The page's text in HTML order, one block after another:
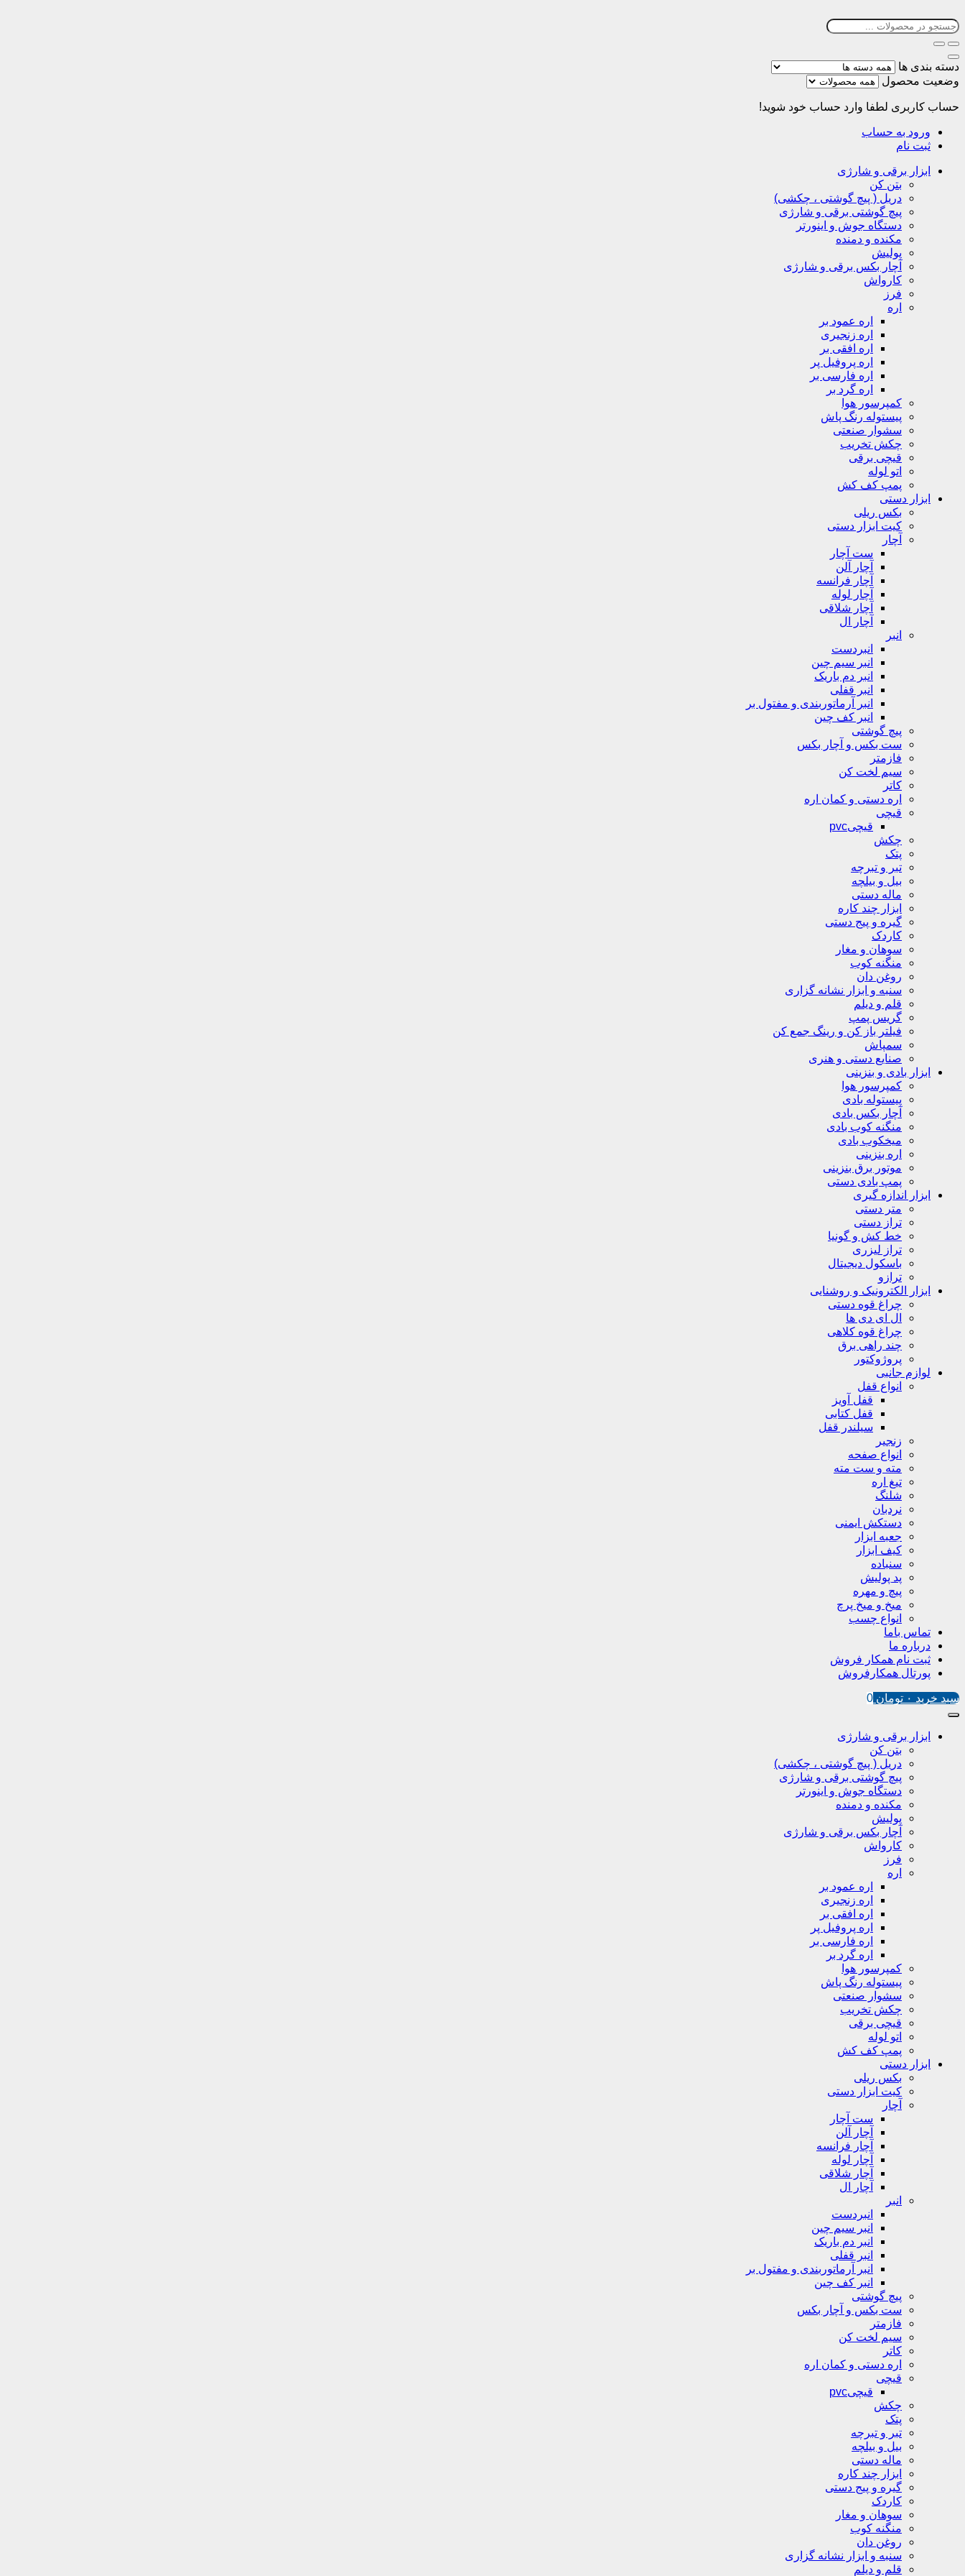
دسته بندی ها
وضعیت محصول
حساب کاربری لطفا وارد حساب خود شوید!
ورود به حساب
ثبت نام
ابزار برقی و شارژی
بتن کن
دریل ( پیچ گوشتی ، چکشی)
پیچ گوشتی برقی و شارژی
دستگاه جوش و اینورتر
مکنده و دمنده
پولیش
آچار بکس برقی و شارژی
کارواش
فرز
اره
اره عمود بر
اره زنجیری
اره افقی بر
اره پروفیل پر
اره فارسی بر
اره گرد بر
کمپرسور هوا
پیستوله رنگ پاش
سشوار صنعتی
چکش تخریب
قیچی برقی
اتو لوله
پمپ کف کش
ابزار دستی
بکس ریلی
کیت ابزار دستی
آچار
ست آچار
آچار آلن
آچار فرانسه
آچار لوله
آچار شلاقی
آچار ال
انبر
انبردست
انبر سیم چین
انبر دم باریک
انبر قفلی
انبر آرماتوربندی و مفتول بر
انبر کف چین
پیچ گوشتی
ست بکس و آچار بکس
فازمتر
سیم لخت کن
کاتر
اره دستی و کمان اره
قیچی
قیچیpvc
چکش
پتک
تبر و تبرچه
بیل و بیلچه
ماله دستی
ابزار چند کاره
گیره و پیج دستی
کاردک
سوهان و مغار
منگنه کوب
روغن دان
سنبه و ابزار نشانه گزاری
قلم و دیلم
گریس پمپ
فیلتر باز کن و رینگ جمع کن
سمپاش
صنایع دستی و هنری
ابزار بادی و بنزینی
کمپرسور هوا
پیستوله بادی
آچار بکس بادی
منگنه کوب بادی
میخکوب بادی
اره بنزینی
موتور برق بنزینی
پمپ بادی دستی
ابزار اندازه گیری
متر دستی
تراز دستی
خط کش و گونیا
تراز لیزری
باسکول دیجیتال
ترازو
ابزار الکترونیک و روشنایی
چراغ قوه دستی
ال ای دی ها
چراغ قوه کلاهی
چند راهی برق
پروژوکتور
لوازم جانبی
انواع قفل
قفل آویز
قفل کتابی
سیلندر قفل
زنجیر
انواع صفحه
مته و ست مته
تیغ اره
شلنگ
نردبان
دستکش ایمنی
جعبه ابزار
کیف ابزار
سنباده
پد پولیش
پیچ و مهره
میخ و میخ پرچ
انواع چسب
تماس باما
درباره ما
ثبت نام همکار فروش
پورتال همکارفروش
سبد خرید ۰ تومان 0
ابزار برقی و شارژی
بتن کن
دریل ( پیچ گوشتی ، چکشی)
پیچ گوشتی برقی و شارژی
دستگاه جوش و اینورتر
مکنده و دمنده
پولیش
آچار بکس برقی و شارژی
کارواش
فرز
اره
اره عمود بر
اره زنجیری
اره افقی بر
اره پروفیل پر
اره فارسی بر
اره گرد بر
کمپرسور هوا
پیستوله رنگ پاش
سشوار صنعتی
چکش تخریب
قیچی برقی
اتو لوله
پمپ کف کش
ابزار دستی
بکس ریلی
کیت ابزار دستی
آچار
ست آچار
آچار آلن
آچار فرانسه
آچار لوله
آچار شلاقی
آچار ال
انبر
انبردست
انبر سیم چین
انبر دم باریک
انبر قفلی
انبر آرماتوربندی و مفتول بر
انبر کف چین
پیچ گوشتی
ست بکس و آچار بکس
فازمتر
سیم لخت کن
کاتر
اره دستی و کمان اره
قیچی
قیچیpvc
چکش
پتک
تبر و تبرچه
بیل و بیلچه
ماله دستی
ابزار چند کاره
گیره و پیج دستی
کاردک
سوهان و مغار
منگنه کوب
روغن دان
سنبه و ابزار نشانه گزاری
قلم و دیلم